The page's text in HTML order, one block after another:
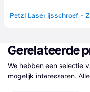
Petzl Laser ijsschroef -
Gerelateerde
We hebben een selectie
mogelijk interesseren.